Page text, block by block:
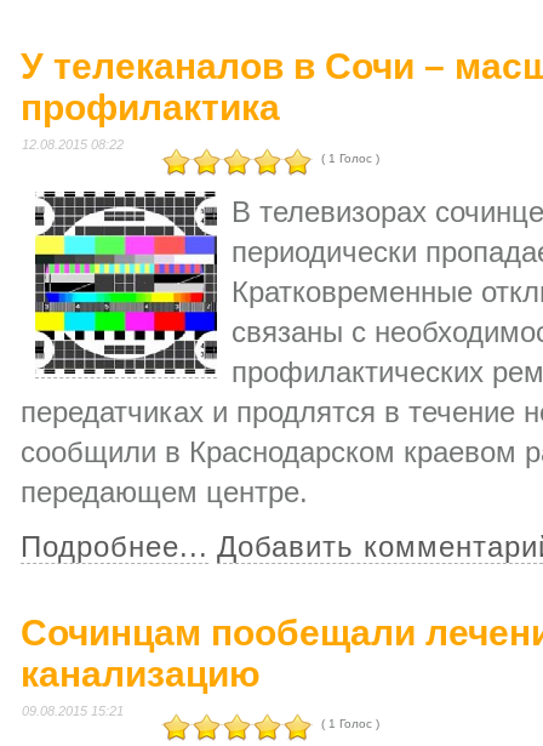
У телеканалов в Сочи –
профилактика
12.08.2015 08:22
( 1 Голос )
В телевизорах
периодически
Кратковременные
связаны с
профилактических
передатчиках и продлятся в течение
сообщили в Краснодарском краевом
передающем центре.
Подробнее... Добавить
Сочинцам пообещали
канализацию
09.08.2015 15:21
( 1 Голос )